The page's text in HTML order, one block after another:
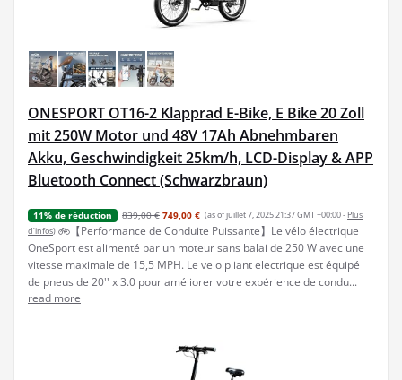
ONESPORT OT16-2 Klapprad E-Bike, E Bike 20 Zoll
mit 250W Motor und 48V 17Ah Abnehmbaren
Akku, Geschwindigkeit 25km/h, LCD-Display & APP
Bluetooth Connect (Schwarzbraun)
11% de réduction 839,00 € 749,00 € (as of juillet 7, 2025 21:37 GMT +00:00 - Plus
d’infos) 🚲【Performance de Conduite Puissante】Le vélo électrique
OneSport est alimenté par un moteur sans balai de 250 W avec une
vitesse maximale de 15,5 MPH. Le velo pliant electrique est équipé
de pneus de 20'' x 3.0 pour améliorer votre expérience de condu...
read more